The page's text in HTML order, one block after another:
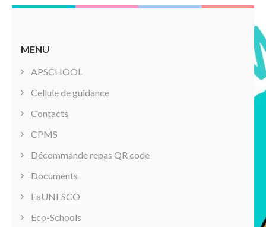
MENU
APSCHOOL
Cellule de guidance
Contacts
CPMS
Décommande repas QR code
Documents
EaUNESCO
Eco-Schools